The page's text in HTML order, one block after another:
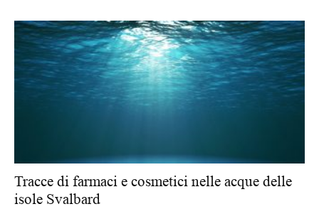
Tracce di farmaci e cosmetici nelle acque delle
isole Svalbard